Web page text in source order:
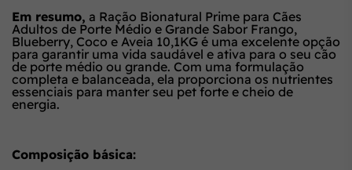
Em resumo, a Ração Bionatural Prime para Cães
Adultos de Porte Médio e Grande Sabor Frango,
Blueberry, Coco e Aveia 10,1KG é uma excelente opção
para garantir uma vida saudável e ativa para o seu cão
de porte médio ou grande. Com uma formulação
completa e balanceada, ela proporciona os nutrientes
essenciais para manter seu pet forte e cheio de
energia.
Composição básica: